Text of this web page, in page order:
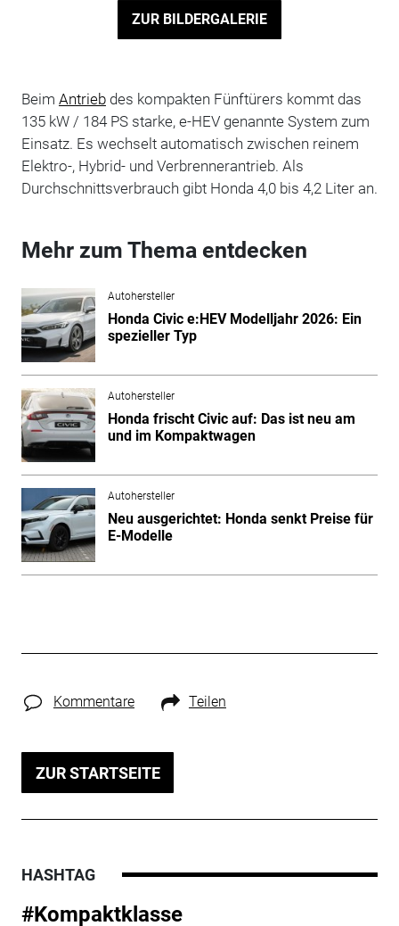
ZUR BILDERGALERIE
Beim Antriebdes kompakten Fünftürers kommt das
135 kW / 184 PS starke, e-HEV genannte System zum
Einsatz. Es wechselt automatisch zwischen reinem
Elektro-, Hybrid- und Verbrennerantrieb. Als
Durchschnittsverbrauch gibt Honda 4,0 bis 4,2 Liter an.
Mehr zum Thema entdecken
Autohersteller
Honda Civic e:HEV Modelljahr 2026: Ein
spezieller Typ
Autohersteller
Honda frischt Civic auf: Das ist neu am
und im Kompaktwagen
Autohersteller
Neu ausgerichtet: Honda senkt Preise für
E-Modelle
Kommentare Teilen
ZUR STARTSEITE
HASHTAG
#Kompaktklasse